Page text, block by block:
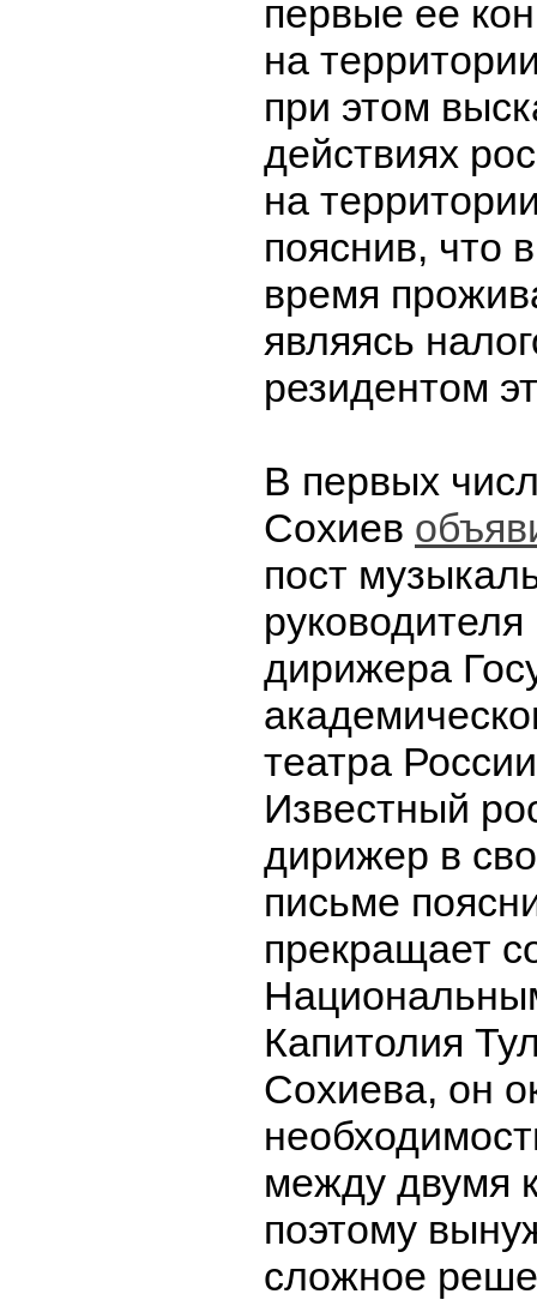
первые ее
на
при этом
действиях
на
пояснив, что
время
являясь
резидентом
В первых
Сохиев
пост
руководителя
дирижера
театра
Известный
дирижер в
письме
прекращает
Капитолия
Сохиева, он
между двумя
поэтому
сложное